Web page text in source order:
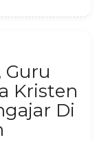
Kristen
Di